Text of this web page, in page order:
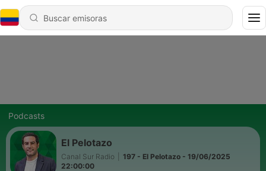
Podcasts
El Pelotazo
Canal Sur Radio
197 - El Pelotazo - 19/06/2025
22:00:00